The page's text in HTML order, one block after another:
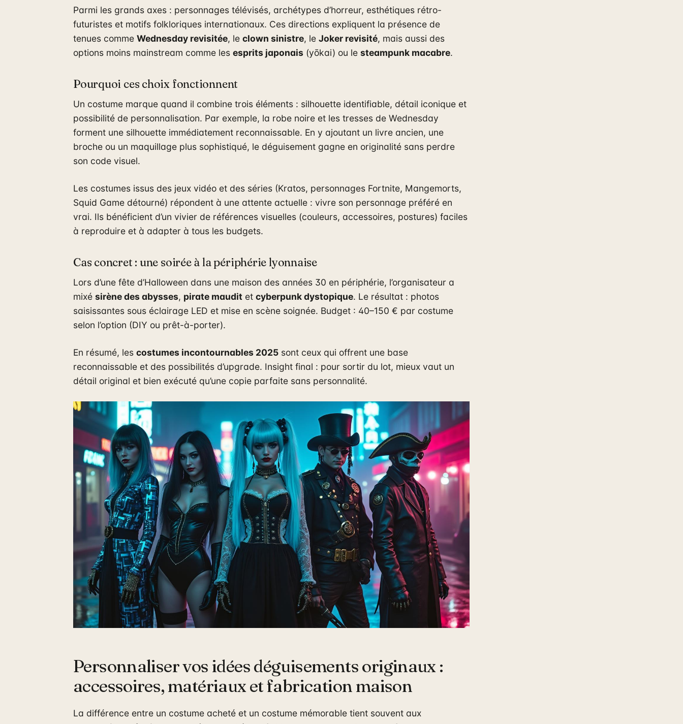
Parmi les grands axes : personnages télévisés, archétypes d’horreur, esthétiques rétro-
futuristes et motifs folkloriques internationaux. Ces directions expliquent la présence de
tenues comme Wednesday revisitée, le clown sinistre, le Joker revisité, mais aussi des
options moins mainstream comme les esprits japonais (yōkai) ou le steampunk macabre.
Pourquoi ces choix fonctionnent
Un costume marque quand il combine trois éléments : silhouette identifiable, détail iconique et
possibilité de personnalisation. Par exemple, la robe noire et les tresses de Wednesday
forment une silhouette immédiatement reconnaissable. En y ajoutant un livre ancien, une
broche ou un maquillage plus sophistiqué, le déguisement gagne en originalité sans perdre
son code visuel.
Les costumes issus des jeux vidéo et des séries (Kratos, personnages Fortnite, Mangemorts,
Squid Game détourné) répondent à une attente actuelle : vivre son personnage préféré en
vrai. Ils bénéficient d’un vivier de références visuelles (couleurs, accessoires, postures) faciles
à reproduire et à adapter à tous les budgets.
Cas concret : une soirée à la périphérie lyonnaise
Lors d’une fête d’Halloween dans une maison des années 30 en périphérie, l’organisateur a
mixé sirène des abysses, pirate maudit et cyberpunk dystopique. Le résultat : photos
saisissantes sous éclairage LED et mise en scène soignée. Budget : 40–150 € par costume
selon l’option (DIY ou prêt-à-porter).
En résumé, les costumes incontournables 2025 sont ceux qui offrent une base
reconnaissable et des possibilités d’upgrade. Insight final : pour sortir du lot, mieux vaut un
détail original et bien exécuté qu’une copie parfaite sans personnalité.
Personnaliser vos idées déguisements originaux :
accessoires, matériaux et fabrication maison
La différence entre un costume acheté et un costume mémorable tient souvent aux